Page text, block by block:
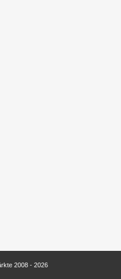
2008 - 2026